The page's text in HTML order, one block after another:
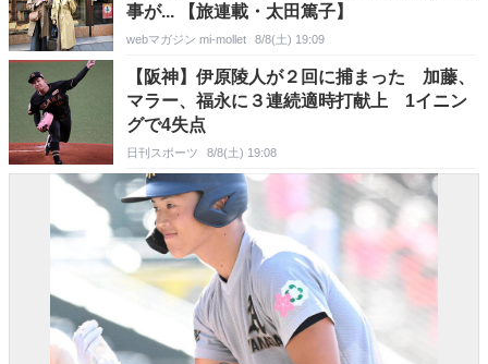
事が... 【旅連載・太田篤子】
webマガジン mi-mollet 8/8(土) 19:09
【阪神】伊原陵人が２回に捕まった 加藤、
マラー、福永に３連続適時打献上 1イニン
グで4失点
日刊スポーツ 8/8(土) 19:08